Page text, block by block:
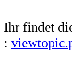
Ihr findet
: